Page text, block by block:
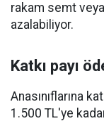
rakam semt
azalabiliyor.
Katkı payı
Anasınıflarına
1.500 TL'ye